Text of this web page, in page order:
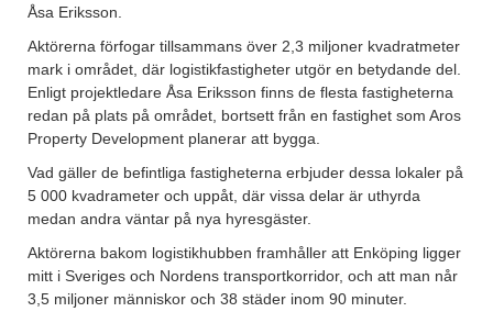
Åsa Eriksson.
Aktörerna förfogar tillsammans över 2,3 miljoner kvadratmeter
mark i området, där logistikfastigheter utgör en betydande del.
Enligt projektledare Åsa Eriksson finns de flesta fastigheterna
redan på plats på området, bortsett från en fastighet som Aros
Property Development planerar att bygga.
Vad gäller de befintliga fastigheterna erbjuder dessa lokaler på
5 000 kvadrameter och uppåt, där vissa delar är uthyrda
medan andra väntar på nya hyresgäster.
Aktörerna bakom logistikhubben framhåller att Enköping ligger
mitt i Sveriges och Nordens transportkorridor, och att man når
3,5 miljoner människor och 38 städer inom 90 minuter.